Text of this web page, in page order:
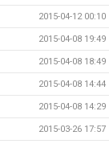
2015-04-12 00:10
2015-04-08 19:49
2015-04-08 18:49
2015-04-08 14:44
2015-04-08 14:29
2015-03-26 17:57